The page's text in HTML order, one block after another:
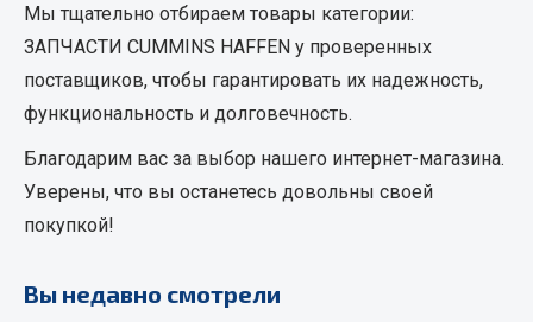
Охладжающие жидкости
Технические жидкости
Весь раздел
МЕТИЗЫ
Мы тщательно отбираем товары категории:
ЗАПЧАСТИ CUMMINS HAFFEN у проверенных
поставщиков, чтобы гарантировать их надежность,
функциональность и долговечность.
Благодарим вас за выбор нашего интернет-магазина.
Уверены, что вы останетесь довольны своей
покупкой!
Вы недавно смотрели